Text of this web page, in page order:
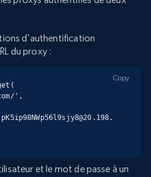
d’authentification
du proxy :
Copy
et le mot de passe à un